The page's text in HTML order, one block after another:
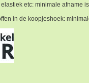
etc: minimale afname
in de koopjeshoek: